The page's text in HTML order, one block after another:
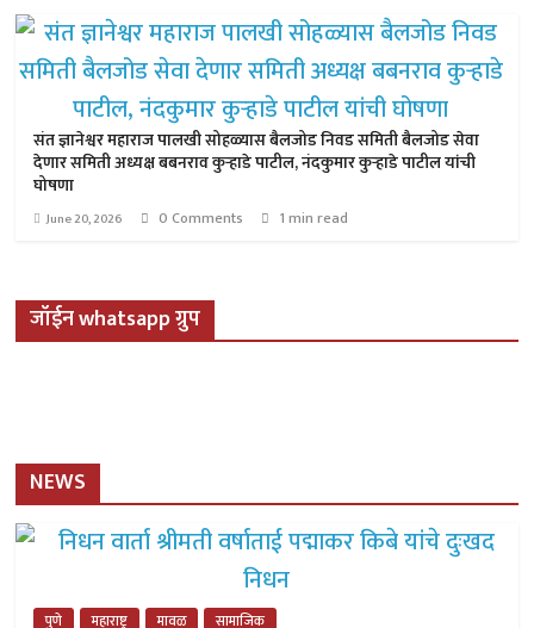
संत ज्ञानेश्वर महाराज पालखी सोहळ्यास बैलजोड निवड समिती बैलजोड सेवा
देणार समिती अध्यक्ष बबनराव कुऱ्हाडे पाटील, नंदकुमार कुऱ्हाडे पाटील यांची
घोषणा
June 20, 2026 0 Comments 1 min read
जॉईन whatsapp ग्रुप
NEWS
पुणे महाराष्ट्र मावळ सामाजिक